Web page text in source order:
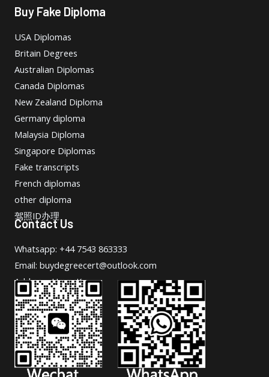
Buy Fake Diploma
USA Diplomas
Britain Degrees
Australian Diplomas
Canada Diplomas
New Zealand Diploma
Germany diploma
Malaysia Diploma
Singapore Diplomas
Fake transcripts
French diplomas
other diploma
驾照ID办理
Contact Us
Whatsapp: +44 7543 863333
Email: buydegreecert@outlook.com
Address: Hong Kong.